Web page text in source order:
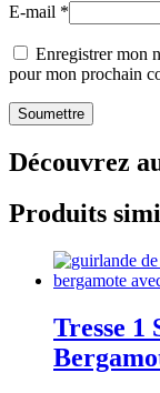
E-mail *
Enregistrer mon
pour mon prochain
Découvrez
Produits
Tresse 1